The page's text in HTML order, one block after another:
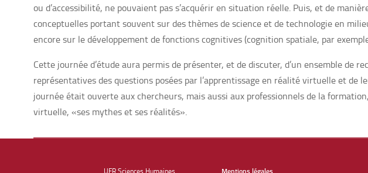
ou d’accessibilité, ne pouvaient pas s’acquérir en situation réelle. Puis, et de
conceptuelles portant souvent sur des thèmes de science et de technologie en
encore sur le développement de fonctions cognitives (cognition spatiale, par
Cette journée d’étude aura permis de présenter, et de discuter, d’un ensemble de
représentatives des questions posées par l’apprentissage en réalité virtuelle et
journée était ouverte aux chercheurs, mais aussi aux professionnels de la
virtuelle, «ses mythes et ses réalités».
UFR Sciences Humaines Mentions légales